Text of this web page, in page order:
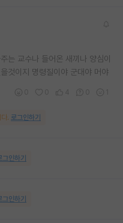
는 교수나 들어온 새끼나 양심이
것이지 명령질이야 군대야 머야
. 로그인하기
그인하기
그인하기